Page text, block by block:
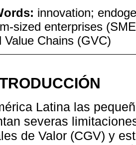
innovation;
sized enterprises
Value Chains (GVC)
Latina las
severas
de Valor (CGV) y